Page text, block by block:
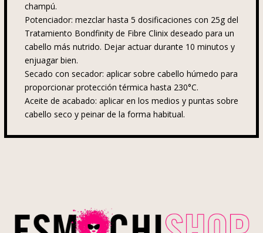
champú.
Potenciador: mezclar hasta 5 dosificaciones con 25g del
Tratamiento Bondfinity de Fibre Clinix deseado para un
cabello más nutrido. Dejar actuar durante 10 minutos y
enjuagar bien.
Secado con secador: aplicar sobre cabello húmedo para
proporcionar protección térmica hasta 230°C.
Aceite de acabado: aplicar en los medios y puntas sobre
cabello seco y peinar de la forma habitual.